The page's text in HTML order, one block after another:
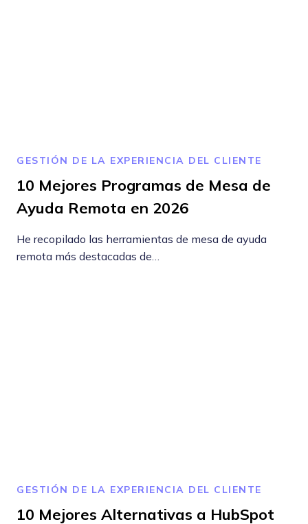
GESTIÓN DE LA EXPERIENCIA DEL CLIENTE
10 Mejores Programas de Mesa de
Ayuda Remota en 2026
He recopilado las herramientas de mesa de ayuda
remota más destacadas de…
GESTIÓN DE LA EXPERIENCIA DEL CLIENTE
10 Mejores Alternativas a HubSpot